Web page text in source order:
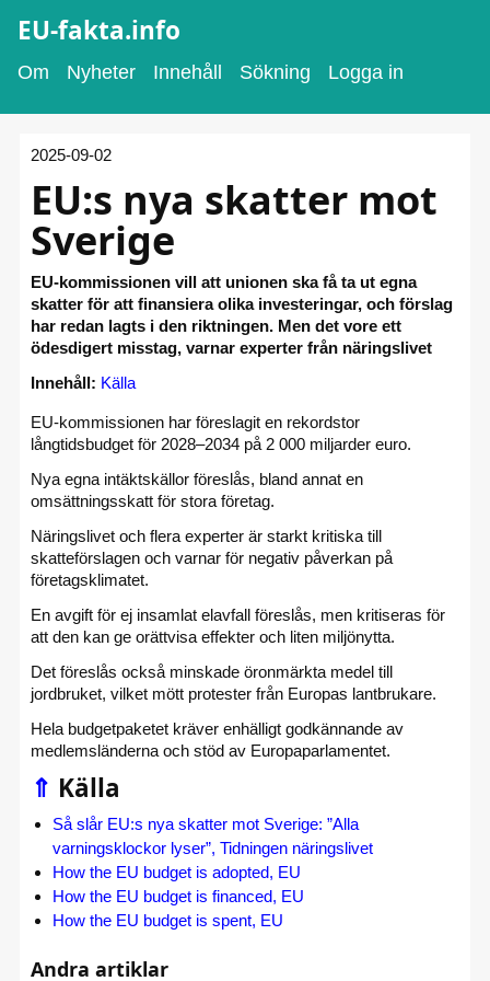
EU-fakta.info
Om Nyheter Innehåll Sökning Logga in
2025-09-02
EU:s nya skatter mot
Sverige
EU-kommissionen vill att unionen ska få ta ut egna
skatter för att finansiera olika investeringar, och förslag
har redan lagts i den riktningen. Men det vore ett
ödesdigert misstag, varnar experter från näringslivet
Innehåll: Källa
EU-kommissionen har föreslagit en rekordstor
långtidsbudget för 2028–2034 på 2 000 miljarder euro.
Nya egna intäktskällor föreslås, bland annat en
omsättningsskatt för stora företag.
Näringslivet och flera experter är starkt kritiska till
skatteförslagen och varnar för negativ påverkan på
företagsklimatet.
En avgift för ej insamlat elavfall föreslås, men kritiseras för
att den kan ge orättvisa effekter och liten miljönytta.
Det föreslås också minskade öronmärkta medel till
jordbruket, vilket mött protester från Europas lantbrukare.
Hela budgetpaketet kräver enhälligt godkännande av
medlemsländerna och stöd av Europaparlamentet.
⇑ Källa
Så slår EU:s nya skatter mot Sverige: ”Alla
varningsklockor lyser”, Tidningen näringslivet
How the EU budget is adopted, EU
How the EU budget is financed, EU
How the EU budget is spent, EU
Andra artiklar